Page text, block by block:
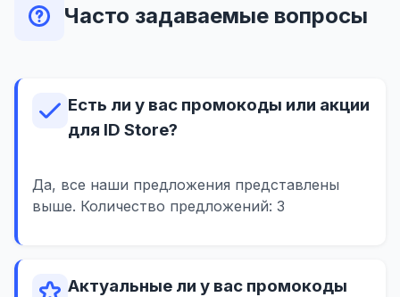
Часто задаваемые вопросы
Есть ли у вас промокоды или акции
для ID Store?
Да, все наши предложения представлены
выше. Количество предложений: 3
Актуальные ли у вас промокоды